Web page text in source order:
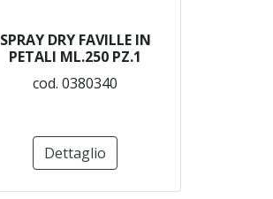
SPRAY DRY FAVILLE IN
PETALI ML.250 PZ.1
cod. 0380340
Dettaglio